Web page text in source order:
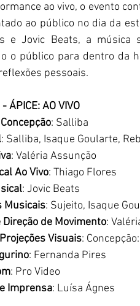
ao vivo, o evento
ao público no dia da
e Jovic Beats, a música
o público para dentro da
pessoais.
ÁPICE: AO VIVO
: Salliba
: Salliba, Isaque Goularte,
: Valéria Assunção
Ao Vivo: Thiago Flores
: Jovic Beats
Musicais: Sujeito, Isaque
Direção de Movimento:
Visuais:
: Fernanda Pires
: Pro Video
Imprensa: Luísa Ágnes